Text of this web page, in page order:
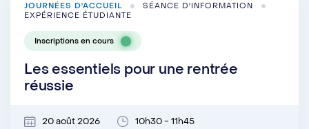
JOURNÉES D'ACCUEIL
SÉANCE D'INFORMATION
EXPÉRIENCE ÉTUDIANTE
Inscriptions en cours
Les essentiels pour une rentrée
réussie
20 août 2026
10h30 - 11h45